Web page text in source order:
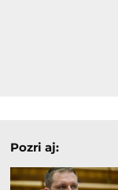
Pozri aj: